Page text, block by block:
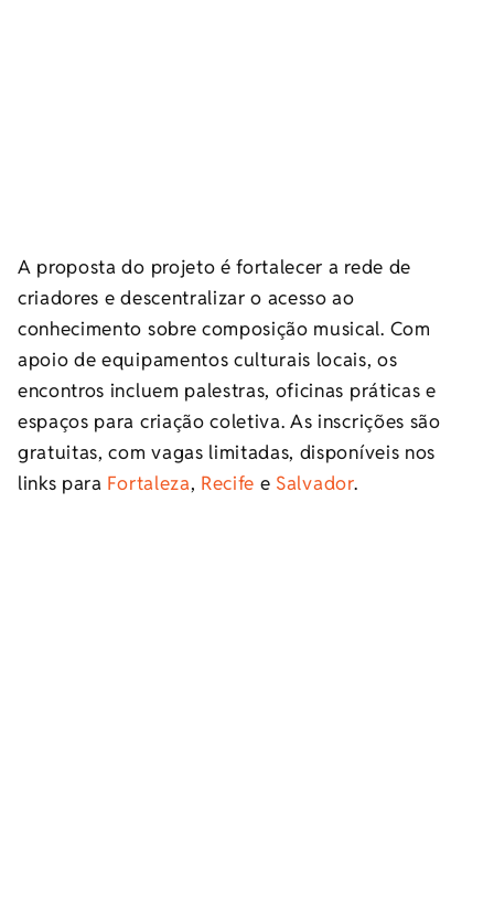
A proposta do projeto é fortalecer a rede de
criadores e descentralizar o acesso ao
conhecimento sobre composição musical. Com
apoio de equipamentos culturais locais, os
encontros incluem palestras, oficinas práticas e
espaços para criação coletiva. As inscrições são
gratuitas, com vagas limitadas, disponíveis nos
links para Fortaleza, Recife e Salvador.